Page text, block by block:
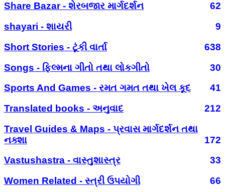
Share Bazar - શેરબજાર માર્ગદર્શન
62
shayari - શાયરી
9
Short Stories - ટૂંકી વાર્તા
638
Songs - ફિલ્મના ગીતો તથા લોકગીતો
30
Sports And Games - રમત ગમત તથા ખેલ કૂદ
41
Translated books - અનુવાદ
212
Travel Guides & Maps - પ્રવાસ માર્ગદર્શન તથા
નક્શા
172
Vastushastra - વાસ્તુશાસ્ત્ર
33
Women Related - સ્ત્રી ઉપયોગી
66